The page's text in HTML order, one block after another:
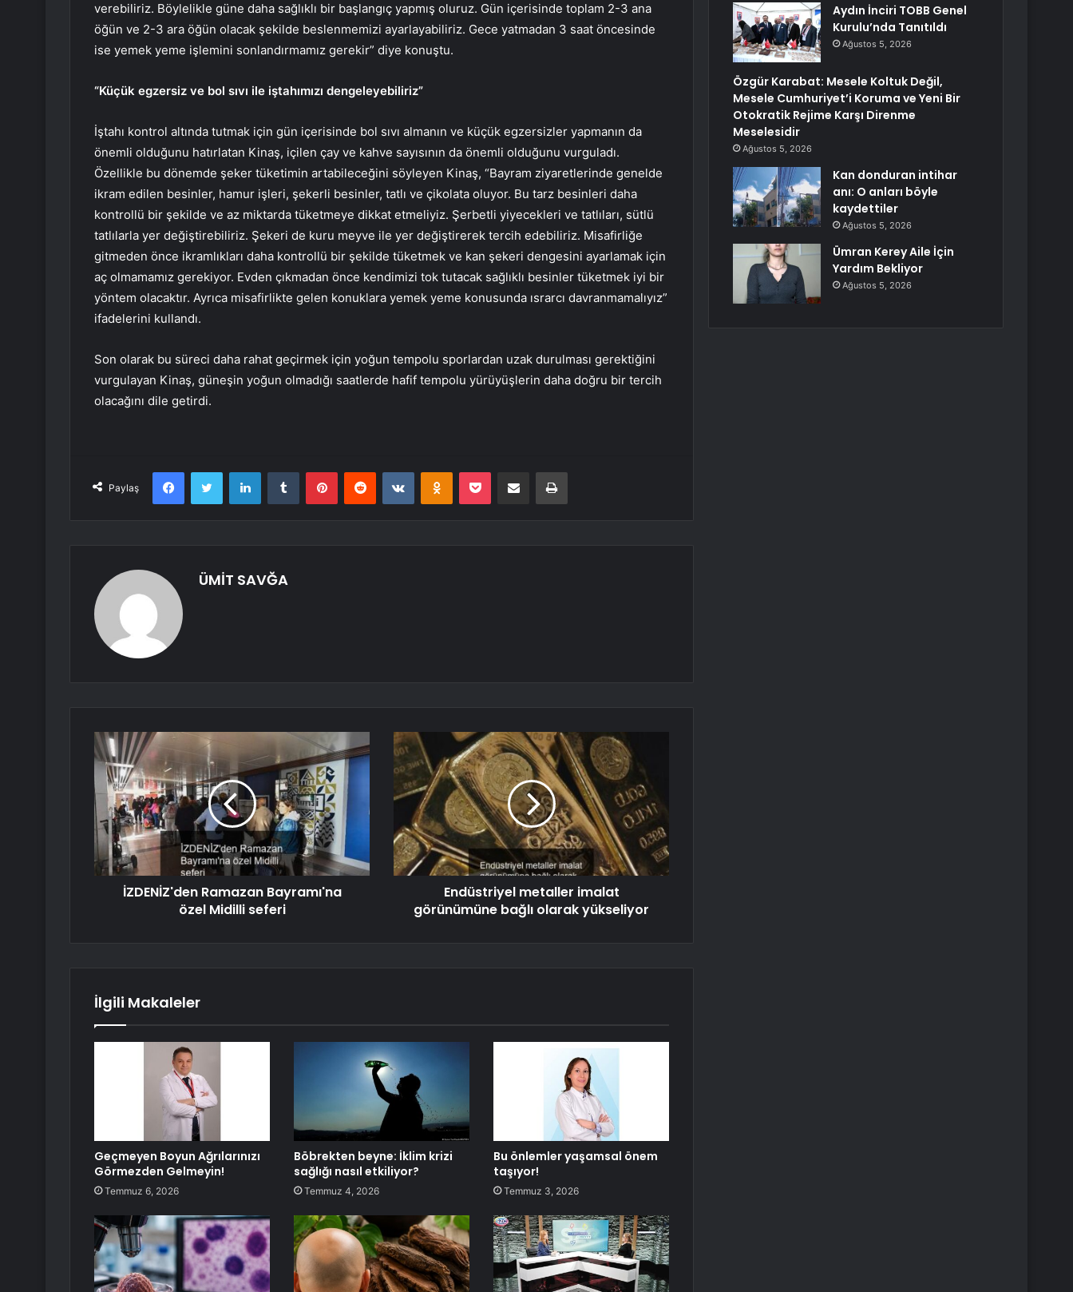
verebiliriz. Böylelikle güne daha sağlıklı bir başlangıç yapmış oluruz. Gün içerisinde toplam 2-3 ana
öğün ve 2-3 ara öğün olacak şekilde beslenmemizi ayarlayabiliriz. Gece yatmadan 3 saat öncesinde
ise yemek yeme işlemini sonlandırmamız gerekir” diye konuştu.
“Küçük egzersiz ve bol sıvı ile iştahımızı dengeleyebiliriz”
İştahı kontrol altında tutmak için gün içerisinde bol sıvı almanın ve küçük egzersizler yapmanın da
önemli olduğunu hatırlatan Kinaş, içilen çay ve kahve sayısının da önemli olduğunu vurguladı.
Özellikle bu dönemde şeker tüketimin artabileceğini söyleyen Kinaş, “Bayram ziyaretlerinde genelde
ikram edilen besinler, hamur işleri, şekerli besinler, tatlı ve çikolata oluyor. Bu tarz besinleri daha
kontrollü bir şekilde ve az miktarda tüketmeye dikkat etmeliyiz. Şerbetli yiyecekleri ve tatlıları, sütlü
tatlılarla yer değiştirebiliriz. Şekeri de kuru meyve ile yer değiştirerek tercih edebiliriz. Misafirliğe
gitmeden önce ikramlıkları daha kontrollü bir şekilde tüketmek ve kan şekeri dengesini ayarlamak için
aç olmamamız gerekiyor. Evden çıkmadan önce kendimizi tok tutacak sağlıklı besinler tüketmek iyi bir
yöntem olacaktır. Ayrıca misafirlikte gelen konuklara yemek yeme konusunda ısrarcı davranmamalıyız”
ifadelerini kullandı.
Son olarak bu süreci daha rahat geçirmek için yoğun tempolu sporlardan uzak durulması gerektiğini
vurgulayan Kinaş, güneşin yoğun olmadığı saatlerde hafif tempolu yürüyüşlerin daha doğru bir tercih
olacağını dile getirdi.
Paylaş
FacebookTwitter LinkedInTumblr PinterestReddit VKontakteOdnoklassniki
Pocket E-Posta ile paylaş Yazdır
ÜMİT SAVĞA
İZDENİZ'den Ramazan Bayramı'na
özel Midilli seferi
Endüstriyel metaller imalat
görünümüne bağlı olarak yükseliyor
İlgili Makaleler
Geçmeyen Boyun Ağrılarınızı
Görmezden Gelmeyin!
Temmuz 6, 2026
Böbrekten beyne: İklim krizi
sağlığı nasıl etkiliyor?
Temmuz 4, 2026
Bu önlemler yaşamsal önem
taşıyor!
Temmuz 3, 2026
Aydın İnciri TOBB Genel
Kurulu’nda Tanıtıldı
Ağustos 5, 2026
Özgür Karabat: Mesele Koltuk Değil,
Mesele Cumhuriyet’i Koruma ve Yeni Bir
Otokratik Rejime Karşı Direnme
Meselesidir
Ağustos 5, 2026
Kan donduran intihar
anı: O anları böyle
kaydettiler
Ağustos 5, 2026
Ümran Kerey Aile İçin
Yardım Bekliyor
Ağustos 5, 2026